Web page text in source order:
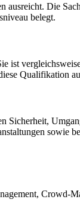
Die
belegt.
ist
Qualifikation
Sicherheit,
sowie
Crowd-